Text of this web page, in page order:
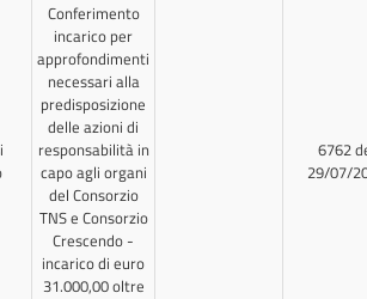
Conferimento
incarico per
approfondimenti
necessari alla
predisposizione
delle azioni di
responsabilità in
capo agli organi
del Consorzio
TNS e Consorzio
Crescendo -
incarico di euro
31.000,00 oltre
6762
29/07/